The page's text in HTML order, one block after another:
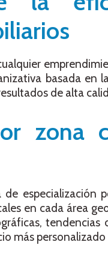
basada en
de alta
zona
especialización
en cada área
tendencias
más